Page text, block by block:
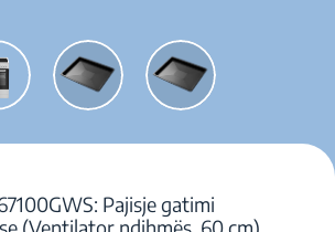
Pajisje gatimi